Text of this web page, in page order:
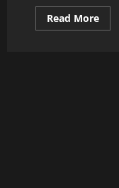
Read MoreRead
more